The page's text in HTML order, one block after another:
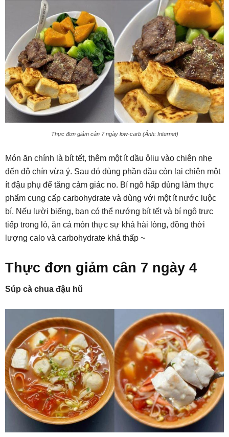
Thực đơn giảm cân 7 ngày low-carb (Ảnh: Internet)
Món ăn chính là bít tết, thêm một ít dầu ôliu vào chiên nhẹ
đến độ chín vừa ý. Sau đó dùng phần dầu còn lại chiên một
ít đậu phụ để tăng cảm giác no. Bí ngô hấp dùng làm thực
phẩm cung cấp carbohydrate và dùng với một ít nước luộc
bí. Nếu lười biếng, bạn có thể nướng bít tết và bí ngô trực
tiếp trong lò, ăn cả món thực sự khá hài lòng, đồng thời
lượng calo và carbohydrate khá thấp ~
Thực đơn giảm cân 7 ngày 4
Súp cà chua đậu hũ